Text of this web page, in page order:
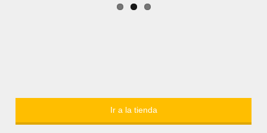
Ir a la tienda